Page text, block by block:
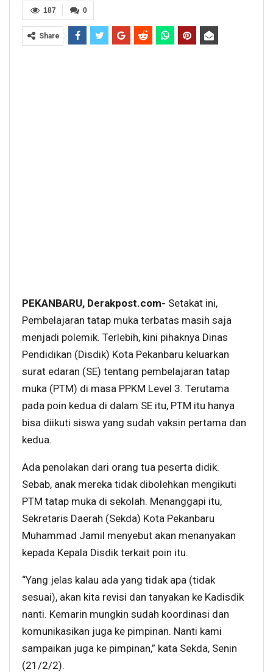
0
187
Share
PEKANBARU, Derakpost.com- Setakat ini,
Pembelajaran tatap muka terbatas masih saja
menjadi polemik. Terlebih, kini pihaknya Dinas
Pendidikan (Disdik) Kota Pekanbaru keluarkan
surat edaran (SE) tentang pembelajaran tatap
muka (PTM) di masa PPKM Level 3. Terutama
pada poin kedua di dalam SE itu, PTM itu hanya
bisa diikuti siswa yang sudah vaksin pertama dan
kedua.
Ada penolakan dari orang tua peserta didik.
Sebab, anak mereka tidak dibolehkan mengikuti
PTM tatap muka di sekolah. Menanggapi itu,
Sekretaris Daerah (Sekda) Kota Pekanbaru
Muhammad Jamil menyebut akan menanyakan
kepada Kepala Disdik terkait poin itu.
“Yang jelas kalau ada yang tidak apa (tidak
sesuai), akan kita revisi dan tanyakan ke Kadisdik
nanti. Kemarin mungkin sudah koordinasi dan
komunikasikan juga ke pimpinan. Nanti kami
sampaikan juga ke pimpinan,” kata Sekda, Senin
(21/2/2).